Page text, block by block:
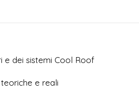
e dei sistemi Cool Roof
e reali